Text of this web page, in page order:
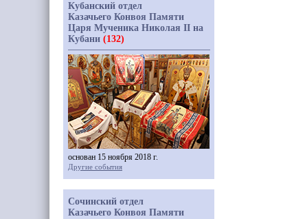
Кубанский отдел
Казачьего Конвоя Памяти
Царя Мученика Николая II на
Кубани (132)
основан 15 ноября 2018 г.
Другие события
Сочинский отдел
Казачьего Конвоя Памяти